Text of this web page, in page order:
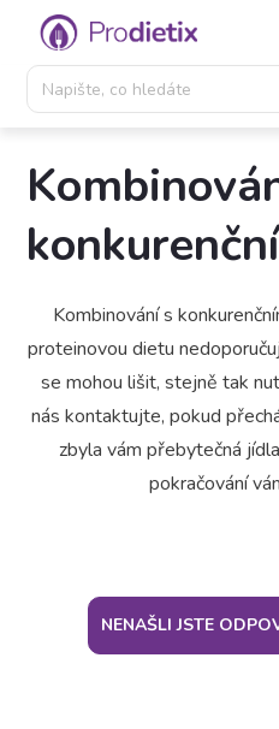
Přejít
obsah
Kombinování s
proteinovou dietu
se mohou lišit, stejně tak
nás kontaktujte, pokud
zbyla vám přebytečná
pokračování
NENAŠLI JSTE